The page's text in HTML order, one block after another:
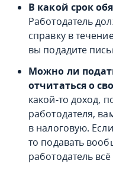
В какой срок
Работодатель
справку в
вы подадите
Можно ли
отчитаться о
какой-то доход,
работодателя,
в налоговую.
то подавать
работодатель